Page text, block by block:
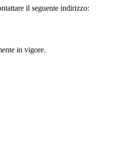
il seguente indirizzo:
in vigore.